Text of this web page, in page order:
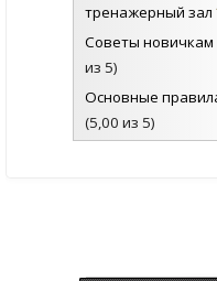
тренажерный зал
Советы новичкам
из 5)
Основные
(5,00 из 5)